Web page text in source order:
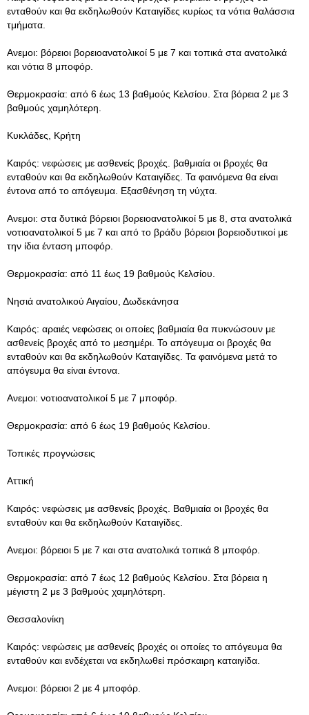
ενταθούν και θα εκδηλωθούν Καταιγίδες κυρίως τα νότια θαλάσσια
τμήματα.
Ανεμοι: βόρειοι βορειοανατολικοί 5 με 7 και τοπικά στα ανατολικά
και νότια 8 μποφόρ.
Θερμοκρασία: από 6 έως 13 βαθμούς Κελσίου. Στα βόρεια 2 με 3
βαθμούς χαμηλότερη.
Κυκλάδες, Κρήτη
Καιρός: νεφώσεις με ασθενείς βροχές. βαθμιαία οι βροχές θα
ενταθούν και θα εκδηλωθούν Καταιγίδες. Τα φαινόμενα θα είναι
έντονα από το απόγευμα. Εξασθένηση τη νύχτα.
Ανεμοι: στα δυτικά βόρειοι βορειοανατολικοί 5 με 8, στα ανατολικά
νοτιοανατολικοί 5 με 7 και από το βράδυ βόρειοι βορειοδυτικοί με
την ίδια ένταση μποφόρ.
Θερμοκρασία: από 11 έως 19 βαθμούς Κελσίου.
Νησιά ανατολικού Αιγαίου, Δωδεκάνησα
Καιρός: αραιές νεφώσεις οι οποίες βαθμιαία θα πυκνώσουν με
ασθενείς βροχές από το μεσημέρι. Το απόγευμα οι βροχές θα
ενταθούν και θα εκδηλωθούν Καταιγίδες. Τα φαινόμενα μετά το
απόγευμα θα είναι έντονα.
Ανεμοι: νοτιοανατολικοί 5 με 7 μποφόρ.
Θερμοκρασία: από 6 έως 19 βαθμούς Κελσίου.
Τοπικές προγνώσεις
Αττική
Καιρός: νεφώσεις με ασθενείς βροχές. Βαθμιαία οι βροχές θα
ενταθούν και θα εκδηλωθούν Καταιγίδες.
Ανεμοι: βόρειοι 5 με 7 και στα ανατολικά τοπικά 8 μποφόρ.
Θερμοκρασία: από 7 έως 12 βαθμούς Κελσίου. Στα βόρεια η
μέγιστη 2 με 3 βαθμούς χαμηλότερη.
Θεσσαλονίκη
Καιρός: νεφώσεις με ασθενείς βροχές οι οποίες το απόγευμα θα
ενταθούν και ενδέχεται να εκδηλωθεί πρόσκαιρη καταιγίδα.
Ανεμοι: βόρειοι 2 με 4 μποφόρ.